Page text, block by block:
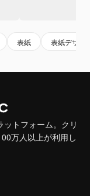
表紙 表紙デザイ
トフォーム。クリ
万人以上が利用し